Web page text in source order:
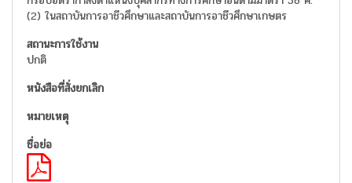
(2) ในสถาบันการอาชีวศึกษาและสถาบันการอาชีวศึกษาเกษตร
ปกติ